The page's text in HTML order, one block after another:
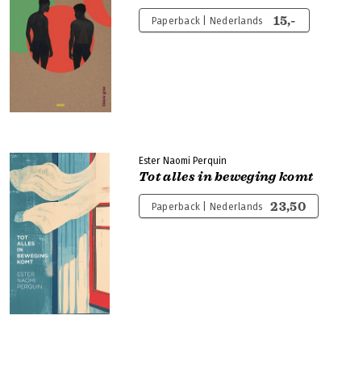
Paperback | Nederlands 15,-
Ester Naomi Perquin
Tot alles in beweging komt
Paperback | Nederlands 23,50